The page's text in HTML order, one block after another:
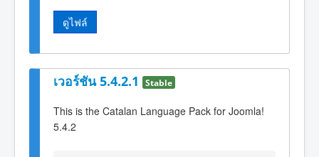
ดูไฟล์
เวอร์ชัน 5.4.2.1 Stable
This is the Catalan Language Pack for Joomla!
5.4.2